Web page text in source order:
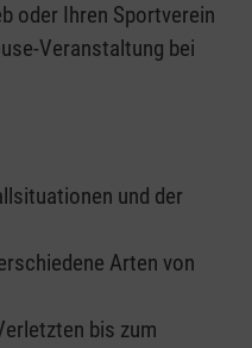
oder Ihren Sportverein
Veranstaltung bei
und der
Arten von
bis zum